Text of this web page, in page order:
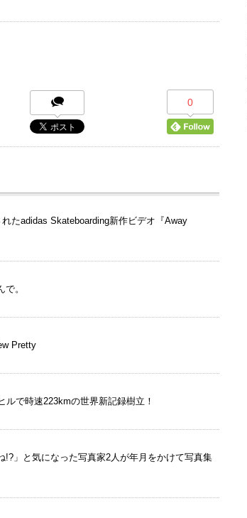
0
たadidas Skateboarding新作ビデオ『Away
。
Pretty
で時速223kmの世界新記録樹立！
!?」と気になった写真家2人が年月をかけて写真集